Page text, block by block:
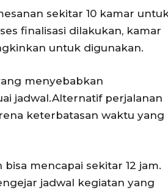
sekitar 10 kamar
finalisasi dilakukan, kamar
untuk digunakan.
menyebabkan
jadwal.Alternatif perjalanan
keterbatasan waktu yang
mencapai sekitar 12 jam.
jadwal kegiatan yang